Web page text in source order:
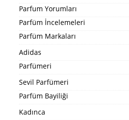
Parfum Yorumları
Parfüm İncelemeleri
Parfüm Markaları
Adidas
Parfümeri
Sevil Parfümeri
Parfüm Bayiliği
Kadınca